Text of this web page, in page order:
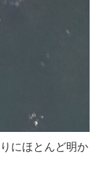
にほとんど明か